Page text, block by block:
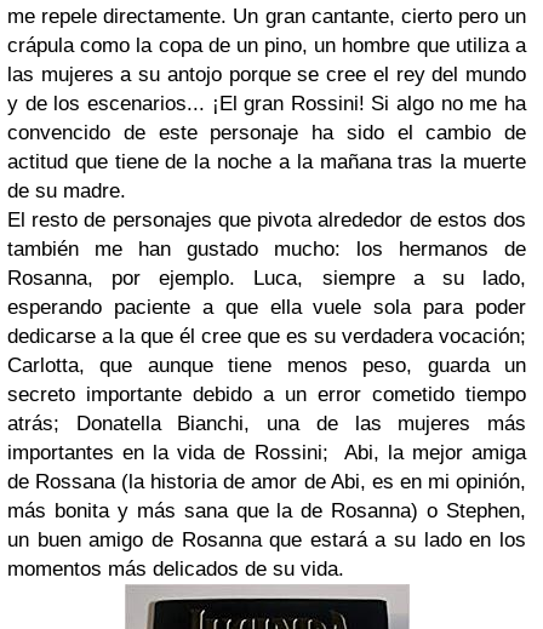
me repele directamente. Un gran cantante, cierto pero un
crápula como la copa de un pino, un hombre que utiliza a
las mujeres a su antojo porque se cree el rey del mundo
y de los escenarios... ¡El gran Rossini! Si algo no me ha
convencido de este personaje ha sido el cambio de
actitud que tiene de la noche a la mañana tras la muerte
de su madre.
El resto de personajes que pivota alrededor de estos dos
también me han gustado mucho: los hermanos de
Rosanna, por ejemplo. Luca, siempre a su lado,
esperando paciente a que ella vuele sola para poder
dedicarse a la que él cree que es su verdadera vocación;
Carlotta, que aunque tiene menos peso, guarda un
secreto importante debido a un error cometido tiempo
atrás; Donatella Bianchi, una de las mujeres más
importantes en la vida de Rossini; Abi, la mejor amiga
de Rossana (la historia de amor de Abi, es en mi opinión,
más bonita y más sana que la de Rosanna) o Stephen,
un buen amigo de Rosanna que estará a su lado en los
momentos más delicados de su vida.